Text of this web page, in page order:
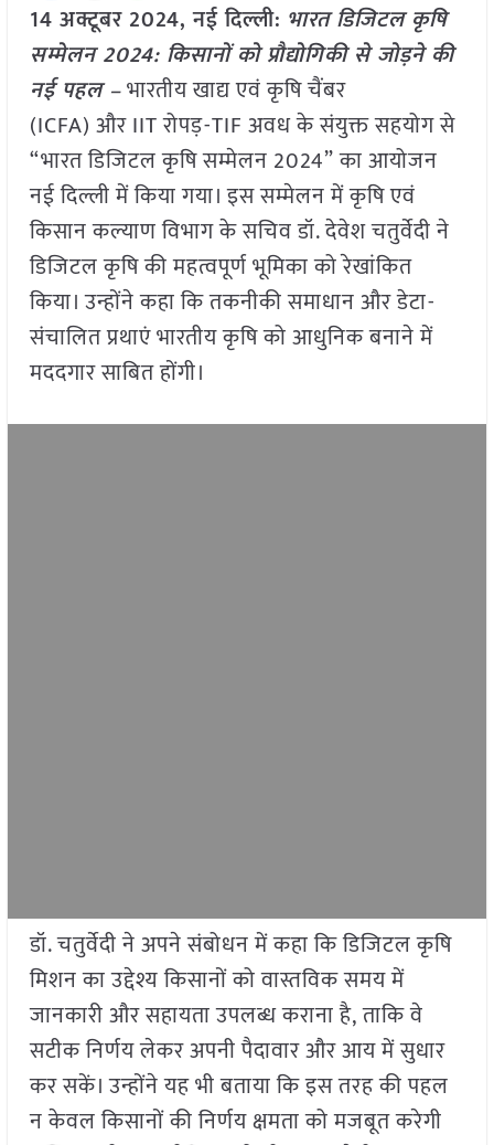
14 अक्टूबर 2024, नई दिल्ली: भारत डिजिटल कृषि
सम्मेलन 2024: किसानों को प्रौद्योगिकी से जोड़ने की
नई पहल –भारतीय खाद्य एवं कृषि चैंबर
(ICFA) और IIT रोपड़-TIF अवध के संयुक्त सहयोग से
“भारत डिजिटल कृषि सम्मेलन 2024” का आयोजन
नई दिल्ली में किया गया। इस सम्मेलन में कृषि एवं
किसान कल्याण विभाग के सचिव डॉ. देवेश चतुर्वेदी ने
डिजिटल कृषि की महत्वपूर्ण भूमिका को रेखांकित
किया। उन्होंने कहा कि तकनीकी समाधान और डेटा-
संचालित प्रथाएं भारतीय कृषि को आधुनिक बनाने में
मददगार साबित होंगी।
डॉ. चतुर्वेदी ने अपने संबोधन में कहा कि डिजिटल कृषि
मिशन का उद्देश्य किसानों को वास्तविक समय में
जानकारी और सहायता उपलब्ध कराना है, ताकि वे
सटीक निर्णय लेकर अपनी पैदावार और आय में सुधार
कर सकें। उन्होंने यह भी बताया कि इस तरह की पहल
न केवल किसानों की निर्णय क्षमता को मजबूत करेगी